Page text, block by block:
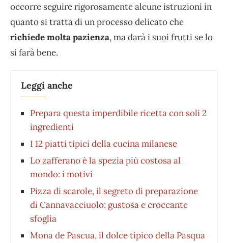
occorre seguire rigorosamente alcune istruzioni in
quanto si tratta di un processo delicato che
richiede molta pazienza, ma darà i suoi frutti se lo
si farà bene.
Leggi anche
Prepara questa imperdibile ricetta con soli 2
ingredienti
I 12 piatti tipici della cucina milanese
Lo zafferano è la spezia più costosa al
mondo: i motivi
Pizza di scarole, il segreto di preparazione
di Cannavacciuolo: gustosa e croccante
sfoglia
Mona de Pascua, il dolce tipico della Pasqua